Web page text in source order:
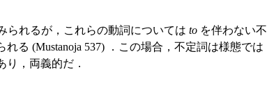
られるが，これらの動詞については to を伴わない不
れる (Mustanoja 537) ．この場合，不定詞は様態では
，両義的だ．